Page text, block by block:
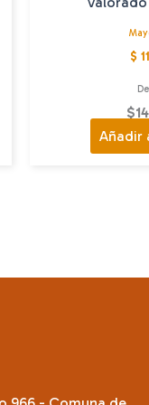
$
$
Añadir